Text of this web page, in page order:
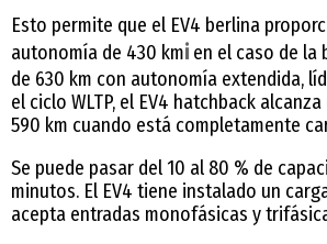
Esto permite que el EV4 berlina
autonomía de 430 kmi en el caso de la
de 630 km con autonomía extendida,
el ciclo WLTP, el EV4 hatchback
590 km cuando está completamente
Se puede pasar del 10 al 80 % de
minutos. El EV4 tiene instalado un
acepta entradas monofásicas y